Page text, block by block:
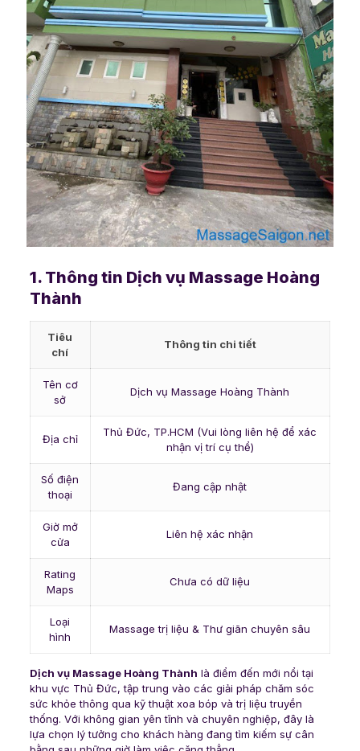
1. Thông tin Dịch vụ Massage Hoàng
Thành
Tiêu
chí
Thông tin chi tiết
Tên cơ
sở
Dịch vụ Massage Hoàng Thành
Địa chỉ
Thủ Đức, TP.HCM (Vui lòng liên hệ để xác
nhận vị trí cụ thể)
Số điện
thoại
Đang cập nhật
Giờ mở
cửa
Liên hệ xác nhận
Rating
Maps
Chưa có dữ liệu
Loại
hình
Massage trị liệu & Thư giãn chuyên sâu
Dịch vụ Massage Hoàng Thành là điểm đến mới nổi tại
khu vực Thủ Đức, tập trung vào các giải pháp chăm sóc
sức khỏe thông qua kỹ thuật xoa bóp và trị liệu truyền
thống. Với không gian yên tĩnh và chuyên nghiệp, đây là
lựa chọn lý tưởng cho khách hàng đang tìm kiếm sự cân